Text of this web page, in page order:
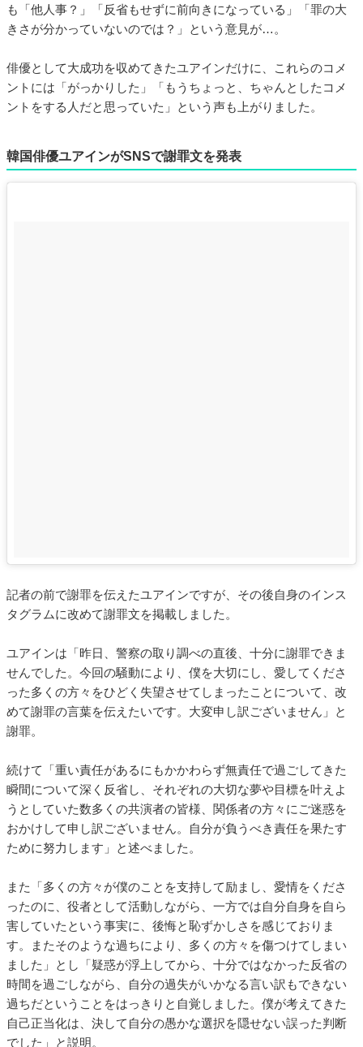
も「他人事？」「反省もせずに前向きになっている」「罪の大
きさが分かっていないのでは？」という意見が…。
俳優として大成功を収めてきたユアインだけに、これらのコメ
ントには「がっかりした」「もうちょっと、ちゃんとしたコメ
ントをする人だと思っていた」という声も上がりました。
韓国俳優ユアインがSNSで謝罪文を発表
記者の前で謝罪を伝えたユアインですが、その後自身のインス
タグラムに改めて謝罪文を掲載しました。
ユアインは「昨日、警察の取り調べの直後、十分に謝罪できま
せんでした。今回の騒動により、僕を大切にし、愛してくださ
った多くの方々をひどく失望させてしまったことについて、改
めて謝罪の言葉を伝えたいです。大変申し訳ございません」と
謝罪。
続けて「重い責任があるにもかかわらず無責任で過ごしてきた
瞬間について深く反省し、それぞれの大切な夢や目標を叶えよ
うとしていた数多くの共演者の皆様、関係者の方々にご迷惑を
おかけして申し訳ございません。自分が負うべき責任を果たす
ために努力します」と述べました。
また「多くの方々が僕のことを支持して励まし、愛情をくださ
ったのに、役者として活動しながら、一方では自分自身を自ら
害していたという事実に、後悔と恥ずかしさを感じておりま
す。またそのような過ちにより、多くの方々を傷つけてしまい
ました」とし「疑惑が浮上してから、十分ではなかった反省の
時間を過ごしながら、自分の過失がいかなる言い訳もできない
過ちだということをはっきりと自覚しました。僕が考えてきた
自己正当化は、決して自分の愚かな選択を隠せない誤った判断
でした」と説明。